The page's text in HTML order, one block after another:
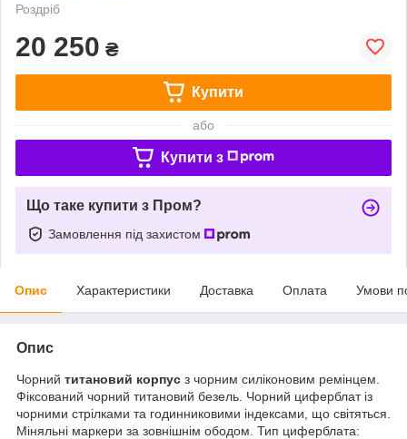
Роздріб
20 250 ₴
Купити
або
Купити з
Що таке купити з Пром?
Замовлення під захистом
Опис Характеристики Доставка Оплата Умови
Опис
Чорний титановий корпус з чорним силіконовим ремінцем.
Фіксований чорний титановий безель. Чорний циферблат із
чорними стрілками та годинниковими індексами, що світяться.
Міняльні маркери за зовнішнім ободом. Тип циферблата: